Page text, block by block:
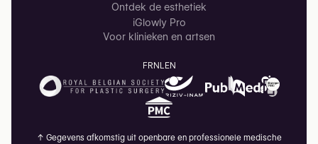
Ontdek de esthetiek
iGlowly Pro
Voor klinieken en artsen
FRNLEN
↑ Gegevens afkomstig uit openbare en professionele medische